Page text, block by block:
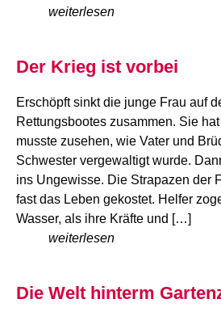
weiterlesen
Der Krieg ist vorbei
Erschöpft sinkt die junge Frau auf
Rettungsbootes zusammen. Sie
musste zusehen, wie Vater und
Schwester vergewaltigt wurde.
ins Ungewisse. Die Strapazen der
fast das Leben gekostet. Helfer
Wasser, als ihre Kräfte und […]
weiterlesen
Die Welt hinterm